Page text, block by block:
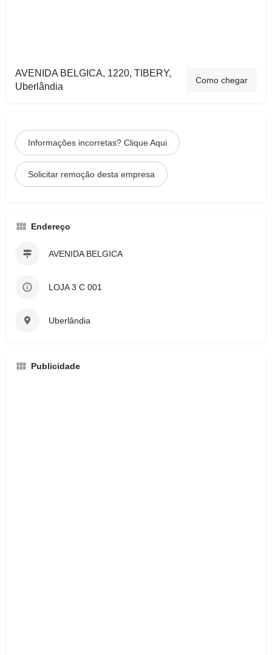
AVENIDA BELGICA, 1220, TIBERY,
Uberlândia
Como chegar
Informações incorretas? Clique Aqui
Solicitar remoção desta empresa
Endereço
AVENIDA BELGICA
LOJA 3 C 001
Uberlândia
Publicidade